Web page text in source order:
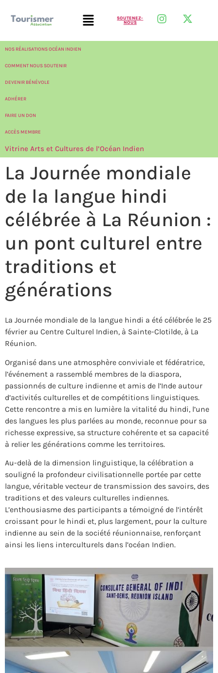
SOUTENEZ-
NOUS
NOS RÉALISATIONS OCÉAN INDIEN
COMMENT NOUS SOUTENIR
DEVENIR BÉNÉVOLE
ADHÉRER
FAIRE UN DON
ACCÈS MEMBRE
Vitrine Arts et Cultures de l’Océan Indien
La Journée mondiale
de la langue hindi
célébrée à La Réunion :
un pont culturel entre
traditions et
générations
La Journée mondiale de la langue hindi a été célébrée le 25
février au Centre Culturel Indien, à Sainte-Clotilde, à La
Réunion.
Organisé dans une atmosphère conviviale et fédératrice,
l’événement a rassemblé membres de la diaspora,
passionnés de culture indienne et amis de l’Inde autour
d’activités culturelles et de compétitions linguistiques.
Cette rencontre a mis en lumière la vitalité du hindi, l’une
des langues les plus parlées au monde, reconnue pour sa
richesse expressive, sa structure cohérente et sa capacité
à relier les générations comme les territoires.
Au-delà de la dimension linguistique, la célébration a
souligné la profondeur civilisationnelle portée par cette
langue, véritable vecteur de transmission des savoirs, des
traditions et des valeurs culturelles indiennes.
L’enthousiasme des participants a témoigné de l’intérêt
croissant pour le hindi et, plus largement, pour la culture
indienne au sein de la société réunionnaise, renforçant
ainsi les liens interculturels dans l’océan Indien.